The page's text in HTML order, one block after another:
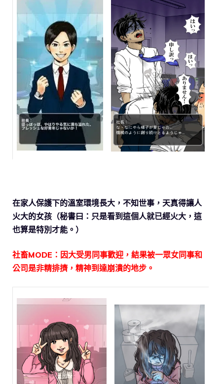
在家人保護下的溫室環境長大，不知世事，天真得讓人
火大的女孩（秘書曰：只是看到這個人就已經火大，這
也算是特別才能。）
社畜MODE：因大受男同事歡迎，結果被一眾女同事和
公司是非精排擠，精神到達崩潰的地步。